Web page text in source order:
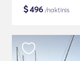
$496 /naktinis